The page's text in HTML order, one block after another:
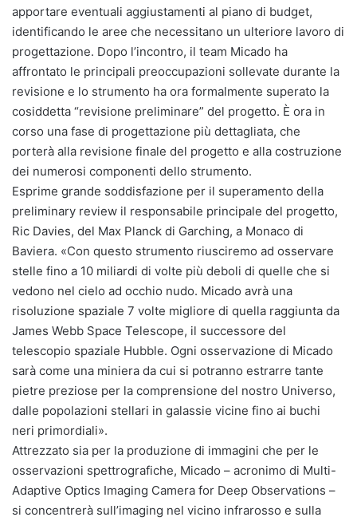
apportare eventuali aggiustamenti al piano di budget,
identificando le aree che necessitano un ulteriore lavoro di
progettazione. Dopo l’incontro, il team Micado ha
affrontato le principali preoccupazioni sollevate durante la
revisione e lo strumento ha ora formalmente superato la
cosiddetta “revisione preliminare” del progetto. È ora in
corso una fase di progettazione più dettagliata, che
porterà alla revisione finale del progetto e alla costruzione
dei numerosi componenti dello strumento.
Esprime grande soddisfazione per il superamento della
preliminary review il responsabile principale del progetto,
Ric Davies, del Max Planck di Garching, a Monaco di
Baviera. «Con questo strumento riusciremo ad osservare
stelle fino a 10 miliardi di volte più deboli di quelle che si
vedono nel cielo ad occhio nudo. Micado avrà una
risoluzione spaziale 7 volte migliore di quella raggiunta da
James Webb Space Telescope, il successore del
telescopio spaziale Hubble. Ogni osservazione di Micado
sarà come una miniera da cui si potranno estrarre tante
pietre preziose per la comprensione del nostro Universo,
dalle popolazioni stellari in galassie vicine fino ai buchi
neri primordiali».
Attrezzato sia per la produzione di immagini che per le
osservazioni spettrografiche, Micado – acronimo di Multi-
Adaptive Optics Imaging Camera for Deep Observations –
si concentrerà sull’imaging nel vicino infrarosso e sulla